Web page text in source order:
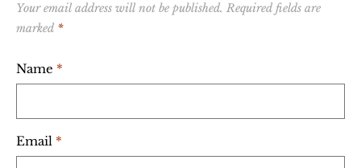
Your email address will not be published. Required fields are
marked *
Name *
Email *